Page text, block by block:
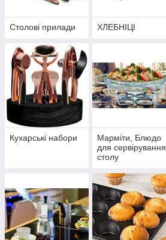
Столові прилади ХЛЕБНІЦІ
Кухарські набори
Марміти, Блюдо
для сервірування
столу